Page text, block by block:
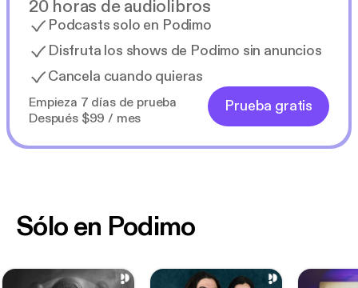
20 horas de audiolibros
Podcasts solo en Podimo
Disfruta los shows de Podimo sin anuncios
Cancela cuando quieras
Empieza 7 días de prueba
Después $99 / mes
Prueba gratis
Sólo en Podimo